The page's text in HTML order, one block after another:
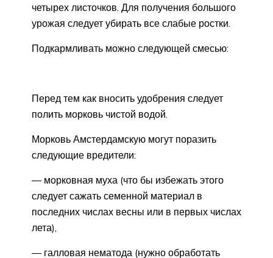
четырех листочков. Для получения большого
урожая следует убирать все слабые ростки.
Подкармливать можно следующей смесью:
Перед тем как вносить удобрения следует
полить морковь чистой водой.
Морковь Амстердамскую могут поразить
следующие вредители:
— морковная муха (что бы избежать этого
следует сажать семенной материал в
последних числах весны или в первых числах
лета),
— галловая нематода (нужно обработать